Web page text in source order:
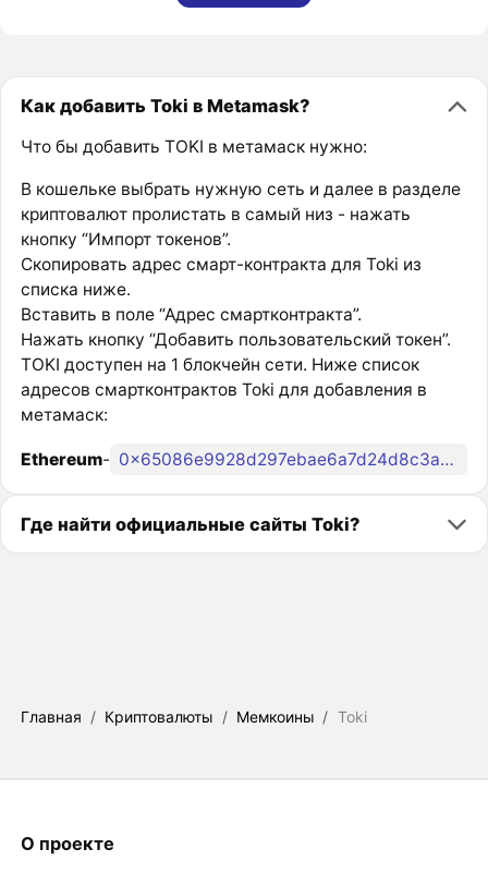
Как добавить Toki в Metamask?
Что бы добавить TOKI в метамаск нужно:
В кошельке выбрать нужную сеть и далее в разделе
криптовалют пролистать в самый низ - нажать
кнопку “Импорт токенов”.
Скопировать адрес смарт-контракта для Toki из
списка ниже.
Вставить в поле “Адрес смартконтракта”.
Нажать кнопку “Добавить пользовательский токен”.
TOKI доступен на 1 блокчейн сети. Ниже список
адресов смартконтрактов Toki для добавления в
метамаск:
Ethereum- 0x65086e9928d297ebae6a7d24d8c3aea6f8f6b5d7
Где найти официальные сайты Toki?
Главная / Криптовалюты / Мемкоины / Toki
О проекте